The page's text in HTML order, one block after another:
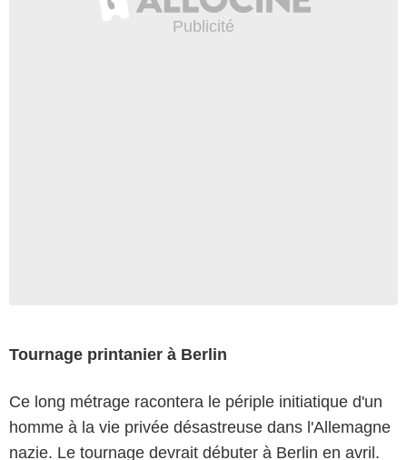
Tournage printanier à Berlin
Ce long métrage racontera le périple initiatique d'un
homme à la vie privée désastreuse dans l'Allemagne
nazie. Le tournage devrait débuter à Berlin en avril.